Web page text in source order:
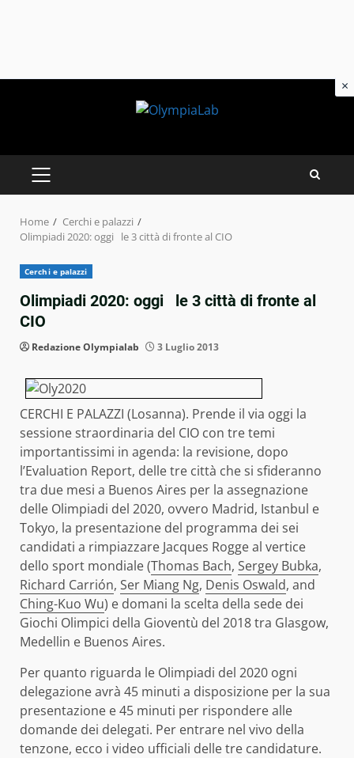
PRIMARY
MENU
Home
Cerchi e palazzi
Olimpiadi 2020: oggi le 3 città di fronte al CIO
Cerchi e palazzi
Olimpiadi 2020: oggi le 3 città di fronte al
CIO
Redazione Olympialab 3 Luglio 2013
CERCHI E PALAZZI (Losanna). Prende il via oggi la
sessione straordinaria del CIO con tre temi
importantissimi in agenda: la revisione, dopo
l’Evaluation Report, delle tre città che si sfideranno
tra due mesi a Buenos Aires per la assegnazione
delle Olimpiadi del 2020, ovvero Madrid, Istanbul e
Tokyo, la presentazione del programma dei sei
candidati a rimpiazzare Jacques Rogge al vertice
dello sport mondiale (Thomas Bach, Sergey Bubka,
Richard Carrión, Ser Miang Ng, Denis Oswald, and
Ching-Kuo Wu) e domani la scelta della sede dei
Giochi Olimpici della Gioventù del 2018 tra Glasgow,
Medellin e Buenos Aires.
Per quanto riguarda le Olimpiadi del 2020 ogni
delegazione avrà 45 minuti a disposizione per la sua
presentazione e 45 minuti per rispondere alle
domande dei delegati. Per entrare nel vivo della
tenzone, ecco i video ufficiali delle tre candidature.
×